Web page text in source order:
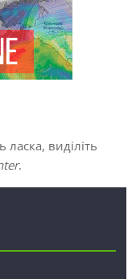
виділіть
.